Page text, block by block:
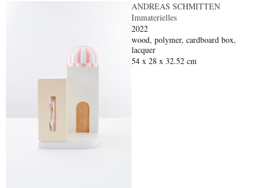
ANDREAS SCHMITTEN
Immaterielles
2022
wood, polymer, cardboard box,
lacquer
54 x 28 x 32.52 cm